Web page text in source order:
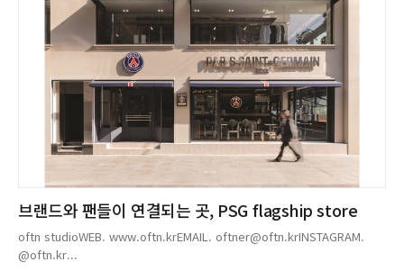
브랜드와 팬들이 연결되는 곳, PSG flagship store
oftn studioWEB. www.oftn.krEMAIL. oftner@oftn.krINSTAGRAM.
@oftn.kr...